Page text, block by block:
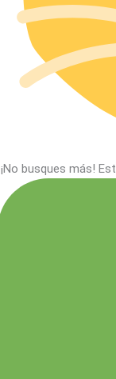
¡No busques más!